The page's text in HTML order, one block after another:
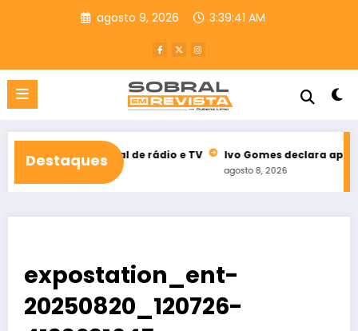
agosto 9, 2026 3:39:42 AM
Destaques
eleitoral de rádio e TV Ivo Gomes declara apoio à
expostation_ent-
20250820_120726-